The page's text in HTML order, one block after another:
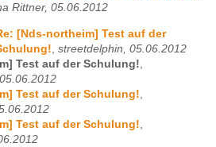
Rittner, 05.06.2012
[Nds-northeim] Test auf der
streetdelphin, 05.06.2012
Test auf der Schulung!
Test auf der Schulung!
Test auf der Schulung!